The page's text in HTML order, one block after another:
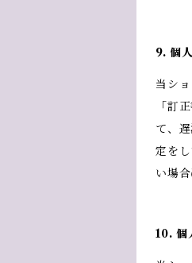
9. 個
当シ
「訂
て、
定を
い場
10. 個